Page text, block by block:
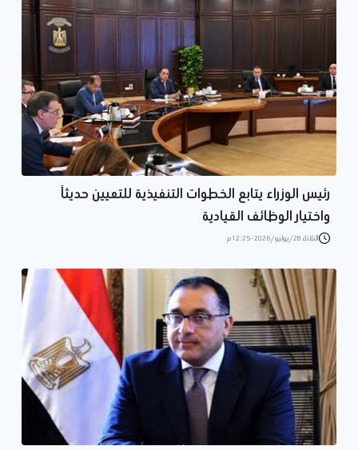
رئيس الوزراء يتابع الخطوات التنفيذية للتعيين حديثاً
واختيار الوظائف القيادية
الثلاثاء 28/يوليو/2026 - 12:25 م